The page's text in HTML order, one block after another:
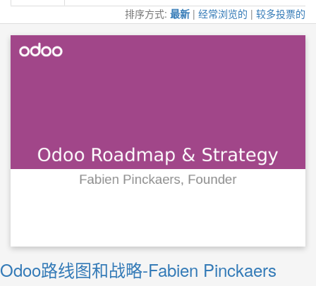
排序方式: 最新 | 经常浏览的 | 较多投票的
Odoo路线图和战略-Fabien Pinckaers